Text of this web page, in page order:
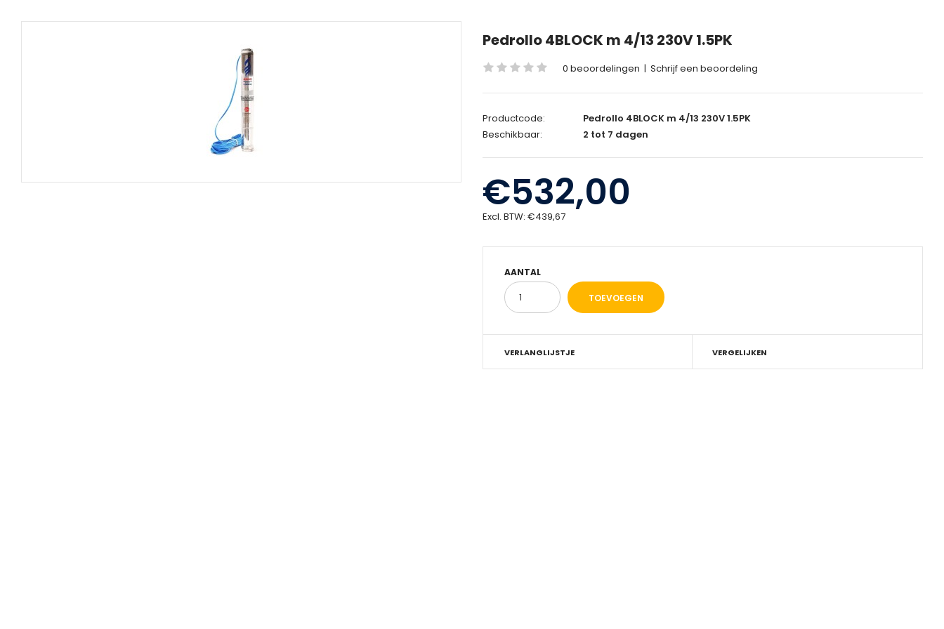
Pedrollo 4BLOCK m 4/13 230V 1.5PK
0 beoordelingen | Schrijf een beoordeling
Productcode:
Pedrollo 4BLOCK m 4/13 230V 1.5PK
Beschikbaar:
2 tot 7 dagen
€532,00
Excl. BTW: €439,67
AANTAL
VERLANGLIJSTJE VERGELIJKEN